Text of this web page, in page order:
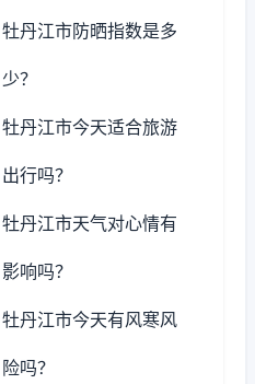
牡丹江市防晒指数是多
少？
牡丹江市今天适合旅游
出行吗？
牡丹江市天气对心情有
影响吗？
牡丹江市今天有风寒风
险吗？